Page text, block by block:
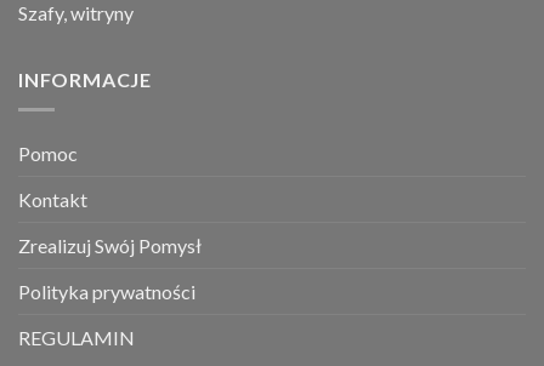
Szafy, witryny
INFORMACJE
Pomoc
Kontakt
Zrealizuj Swój Pomysł
Polityka prywatności
REGULAMIN